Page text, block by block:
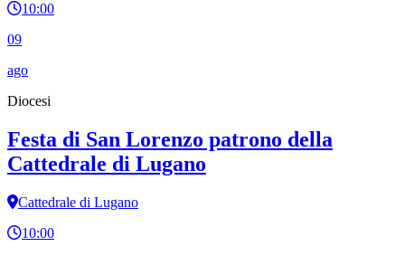
10:00
09
ago
Diocesi
Festa di San Lorenzo patrono della
Cattedrale di Lugano
Cattedrale di Lugano
10:00